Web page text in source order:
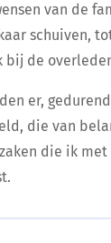
van de
schuiven,
de
er,
die van
die ik